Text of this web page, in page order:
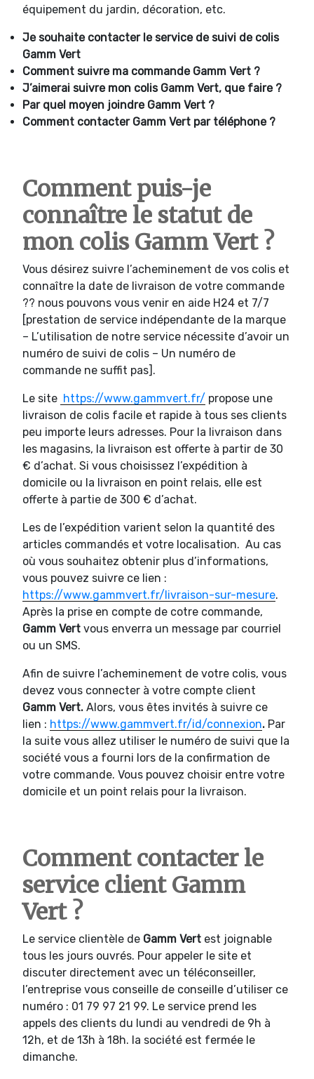
équipement du jardin, décoration, etc.
Je souhaite contacter le service de suivi de colis
Gamm Vert
Comment suivre ma commande Gamm Vert ?
J’aimerai suivre mon colis Gamm Vert, que faire ?
Par quel moyen joindre Gamm Vert ?
Comment contacter Gamm Vert par téléphone ?
Comment puis-je
connaître le statut de
mon colis Gamm Vert ?
Vous désirez suivre l’acheminement de vos colis et
connaître la date de livraison de votre commande
?? nous pouvons vous venir en aide H24 et 7/7
[prestation de service indépendante de la marque
– L’utilisation de notre service nécessite d’avoir un
numéro de suivi de colis – Un numéro de
commande ne suffit pas].
Le site https://www.gammvert.fr/ propose une
livraison de colis facile et rapide à tous ses clients
peu importe leurs adresses. Pour la livraison dans
les magasins, la livraison est offerte à partir de 30
€ d’achat. Si vous choisissez l’expédition à
domicile ou la livraison en point relais, elle est
offerte à partie de 300 € d’achat.
Les de l’expédition varient selon la quantité des
articles commandés et votre localisation. Au cas
où vous souhaitez obtenir plus d’informations,
vous pouvez suivre ce lien :
https://www.gammvert.fr/livraison-sur-mesure.
Après la prise en compte de cotre commande,
Gamm Vert vous enverra un message par courriel
ou un SMS.
Afin de suivre l’acheminement de votre colis, vous
devez vous connecter à votre compte client
Gamm Vert. Alors, vous êtes invités à suivre ce
lien : https://www.gammvert.fr/id/connexion. Par
la suite vous allez utiliser le numéro de suivi que la
société vous a fourni lors de la confirmation de
votre commande. Vous pouvez choisir entre votre
domicile et un point relais pour la livraison.
Comment contacter le
service client Gamm
Vert ?
Le service clientèle de Gamm Vert est joignable
tous les jours ouvrés. Pour appeler le site et
discuter directement avec un téléconseiller,
l’entreprise vous conseille de conseille d’utiliser ce
numéro : 01 79 97 21 99. Le service prend les
appels des clients du lundi au vendredi de 9h à
12h, et de 13h à 18h. la société est fermée le
dimanche.